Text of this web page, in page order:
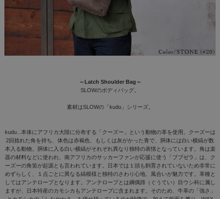
～Latch Shoulder Bag～
SLOWのボディバッグ。
素材はSLOWの「kudu」シリーズ。
kudu...本体にアフリカ大陸に分布する「クーズー」という動物の革を使用。クーズーは
2回捻れた角を持ち、体色は赤褐色、もしくは灰がかった青で、胴体には白い横縞が数
本入る動物。胴体に入る白い横縞がそれぞれ異なり独特の表情となっています。角は楽
器の材料などに使われ、南アフリカのサッカーファンが応援に使う「ブブゼラ」は、ク
ーズーの角笛が起源とも言われています。日本では１頭も飼育されていないため非常に
めずらしく、１点ごとに異なる縞模様と独特のさわり心地、風合いが魅力です。革種と
してはアンテロープとなります。アンテロープとは綱偶蹄（ぐうてい）目ウシ科に属し
ますが、日本特産のカモシカもアンテロープに含まれます。そのため、牛革の「強さ」